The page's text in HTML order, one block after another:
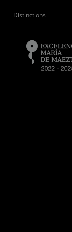
Distinctions